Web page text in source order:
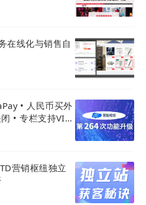
在线化与销售⾃
币买外
• 专栏支持VIP
营销枢纽独立